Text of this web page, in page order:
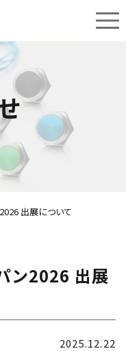
出展について
ン2026 出展
2025.12.22